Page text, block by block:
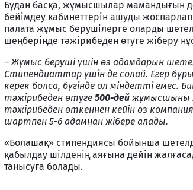
Бұдан басқа, жұмысшылар мамандығын
бейімдеу кабинеттерін ашуды
палата жұмыс берушілерге оларды
шеңберінде тәжірибеден өтуге жіберу
– Жұмыс беруші үшін өз адамдарын
Стипендиаттар үшін де солай. Егер
керек болса, бүгінде ол міндетті
тәжірибеден өтуге 500-дей жұмысшыны
тәжірибеден өткеннен кейін өз
шартпен 5-6 адамнан жібере алады.
«Болашақ» стипендиясы бойынша
қабылдау шілденің аяғына дейін
танысуға болады.